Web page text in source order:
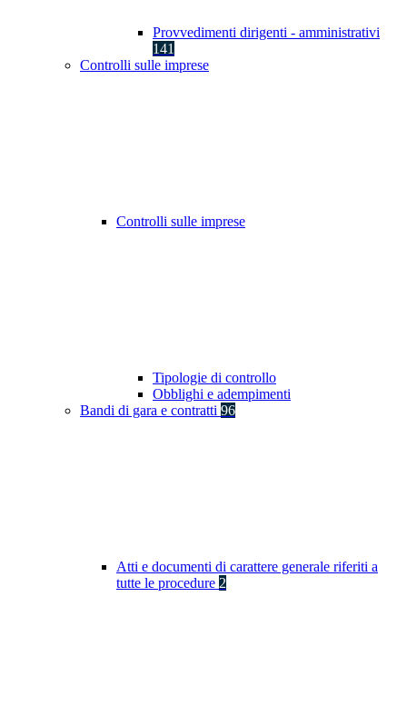
Provvedimenti dirigenti - amministrativi
141
Controlli sulle imprese
Controlli sulle imprese
Tipologie di controllo
Obblighi e adempimenti
Bandi di gara e contratti 96
Atti e documenti di carattere generale riferiti a
tutte le procedure 2